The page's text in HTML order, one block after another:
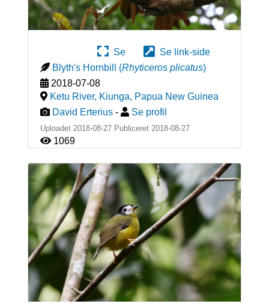
Se
Se link-side
Blyth's Hornbill
(Rhyticeros plicatus)
2018-07-08
Ketu River, Kiunga, Papua New Guinea
David Erterius - Se profil
Uploadet 2018-08-27 Publiceret 2018-08-27
1069